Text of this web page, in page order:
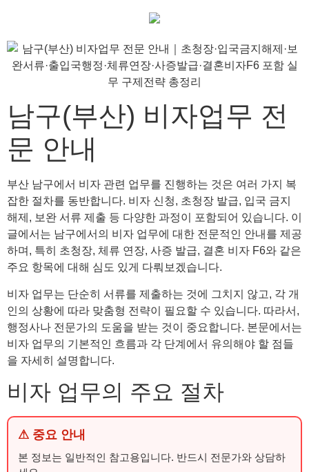
남구(부산) 비자업무 전
문 안내
부산 남구에서 비자 관련 업무를 진행하는 것은 여러 가지 복
잡한 절차를 동반합니다. 비자 신청, 초청장 발급, 입국 금지
해제, 보완 서류 제출 등 다양한 과정이 포함되어 있습니다. 이
글에서는 남구에서의 비자 업무에 대한 전문적인 안내를 제공
하며, 특히 초청장, 체류 연장, 사증 발급, 결혼 비자 F6와 같은
주요 항목에 대해 심도 있게 다뤄보겠습니다.
비자 업무는 단순히 서류를 제출하는 것에 그치지 않고, 각 개
인의 상황에 따라 맞춤형 전략이 필요할 수 있습니다. 따라서,
행정사나 전문가의 도움을 받는 것이 중요합니다. 본문에서는
비자 업무의 기본적인 흐름과 각 단계에서 유의해야 할 점들
을 자세히 설명합니다.
비자 업무의 주요 절차
⚠ 중요 안내
본 정보는 일반적인 참고용입니다. 반드시 전문가와 상담하